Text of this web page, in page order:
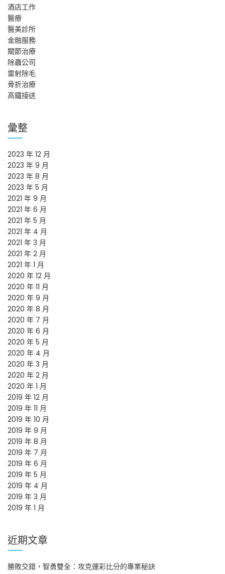
酒店工作
醫療
醫美診所
金融服務
關節治療
除蟲公司
雷射除毛
骨折治療
高鐵接送
彙整
2023 年 12 月
2023 年 9 月
2023 年 8 月
2023 年 5 月
2021 年 9 月
2021 年 6 月
2021 年 5 月
2021 年 4 月
2021 年 3 月
2021 年 2 月
2021 年 1 月
2020 年 12 月
2020 年 11 月
2020 年 9 月
2020 年 8 月
2020 年 7 月
2020 年 6 月
2020 年 5 月
2020 年 4 月
2020 年 3 月
2020 年 2 月
2020 年 1 月
2019 年 12 月
2019 年 11 月
2019 年 10 月
2019 年 9 月
2019 年 8 月
2019 年 7 月
2019 年 6 月
2019 年 5 月
2019 年 4 月
2019 年 3 月
2019 年 1 月
近期文章
勝敗交錯，智勇雙全：攻克運彩比分的專業秘訣